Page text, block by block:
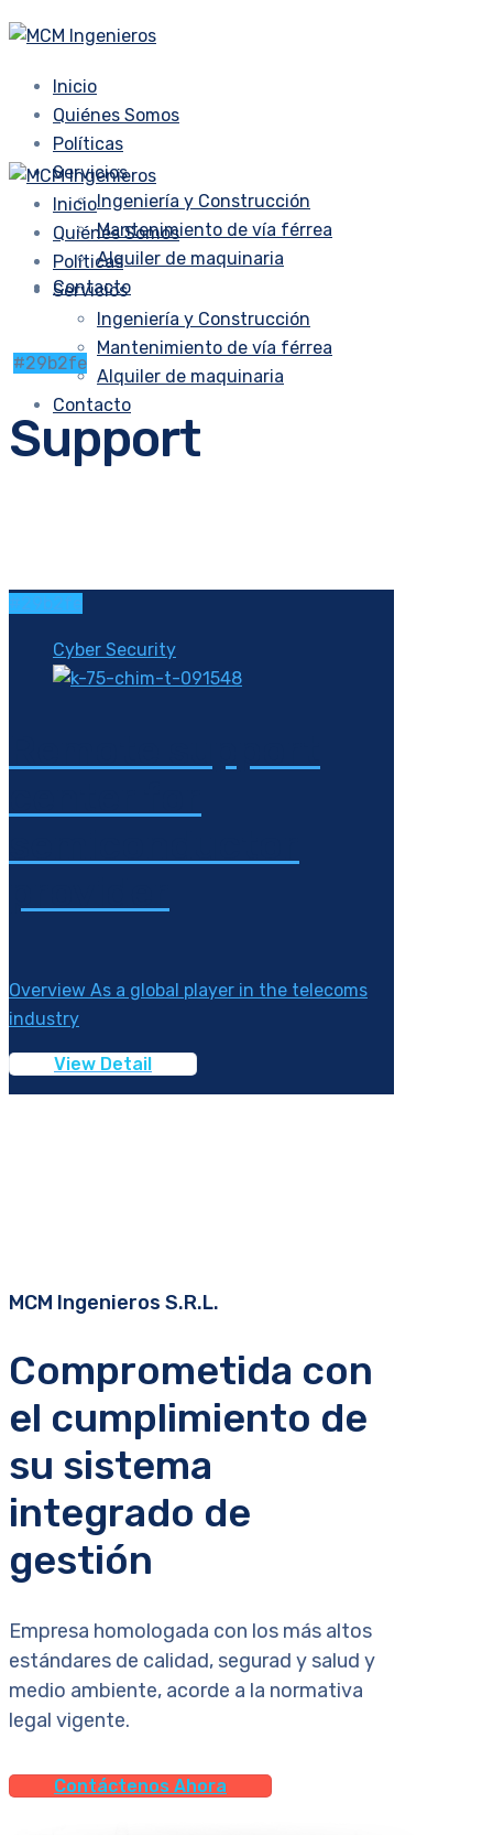
Inicio
Quiénes Somos
Políticas
Servicios
Ingeniería y Construcción
Mantenimiento de vía férrea
Alquiler de maquinaria
Contacto
Inicio
Quiénes Somos
Políticas
Servicios
Ingeniería y Construcción
Mantenimiento de vía férrea
Alquiler de maquinaria
Contacto
#29b2fe
Support
Cyber Security
Overview As a global player in the telecoms
industry
View Detail
MCM Ingenieros S.R.L.
Comprometida con
el cumplimiento de
su sistema
integrado de
gestión
Empresa homologada con los más altos
estándares de calidad, segurad y salud y
medio ambiente, acorde a la normativa
legal vigente.
Contáctenos Ahora